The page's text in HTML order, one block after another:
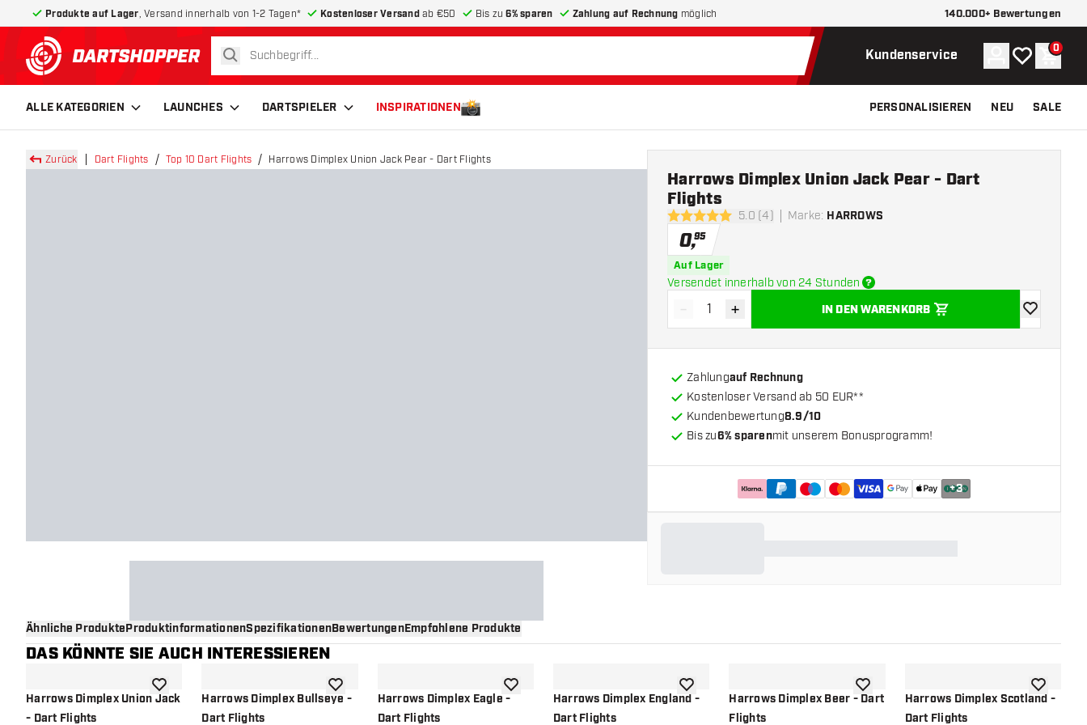
Produkte auf Lager , Versand innerhalb von 1-2 Tagen* Kostenloser Versandab €50 Bis zu6% sparen Zahlung auf Rechnung möglich 140.000+ Bewertungen
zurück zur Startseite
suchen Kundenservice Konto
Meine 0
ALLE KATEGORIEN LAUNCHES DARTSPIELER INSPIRATIONEN PERSONALISIEREN NEU SALE
Zurück Dart Flights Top 10 Dart Flights Harrows Dimplex Union Jack Pear - Dart Flights
5 Bewertungssterne
5.0 (4) Marke: HARROWS
Harrows Dimplex Union Jack Pear - Dart
Flights
0,95
Auf Lager
Versendet innerhalb von 24 Stunden
Menge verringern
- Menge erhöhen
+ IN DEN WARENKORB
Zur
Zahlungauf Rechnung
Kostenloser Versand ab 50 EUR**
Kundenbewertung8.9/10
Bis zu6% sparenmit unserem Bonusprogramm!
+3
Ähnliche ProdukteProduktinformationenSpezifikationenBewertungenEmpfohlene Produkte
DAS KÖNNTE SIE AUCH INTERESSIEREN
Harrows Dimplex Union Jack
- Dart Flights
Zur Wunschliste hinzufügen
Harrows Dimplex Bullseye -
Dart Flights
Zur Wunschliste hinzufügen
Harrows Dimplex Eagle -
Dart Flights
Zur Wunschliste hinzufügen
Harrows Dimplex England -
Dart Flights
Zur Wunschliste hinzufügen
Harrows Dimplex Beer - Dart
Flights
Zur Wunschliste hinzufügen
Harrows Dimplex Scotland -
Dart Flights
Zur